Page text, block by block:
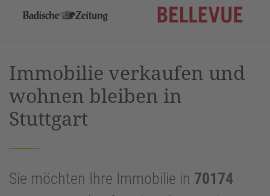
Immobilie verkaufen und
wohnen bleiben in
Stuttgart
Sie möchten Ihre Immobilie in 70174